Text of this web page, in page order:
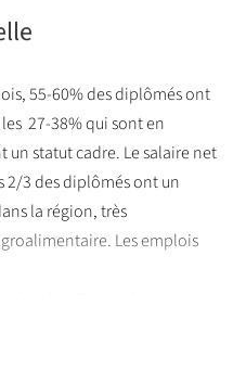
2. Les doubles
par le milieu socio-
55-60% des diplômés ont
27-38% qui sont en
statut cadre. Le salaire net
2/3 des diplômés ont un
la région, très
Les emplois
en doctorat)